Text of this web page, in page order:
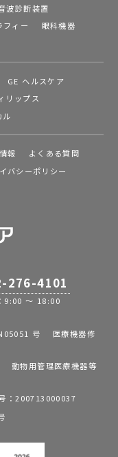
波診断装置
フィー
眼科機器
GE ヘルスケア
リップス
ル
報
よくある質問
バシーポリシー
276-4101
9:00 ～ 18:00
号 医療機器修
物用管理医療機器等
：200713000037